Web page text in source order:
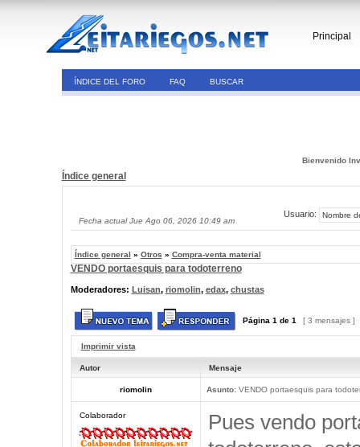
Principal
ÍNDICE DEL FORO FAQ BUSCAR
Bienvenido
Índice general
Fecha actual Jue Ago 06, 2026 10:49 am
Usuario:
Índice general » Otros » Compra-venta material
VENDO portaesquis para todoterreno
Moderadores: Luisan, riomolin, edax, chustas
Página 1 de 1 [ 3 mensajes ]
Imprimir vista
Autor Mensaje
riomolin Asunto:VENDO portaesquis para
Colaborador
Pues vendo